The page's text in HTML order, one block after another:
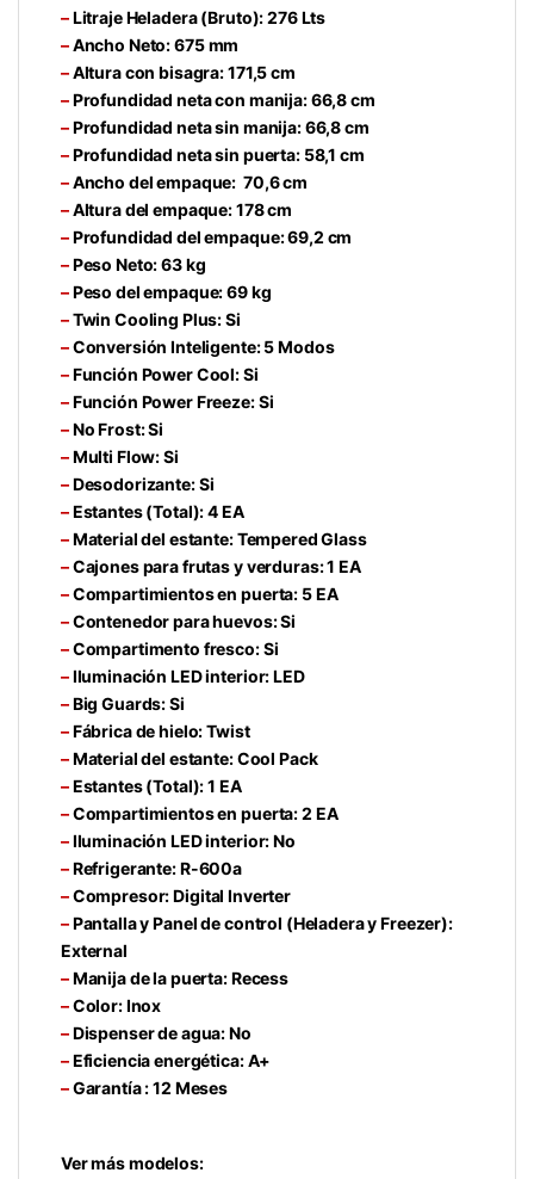
–Litraje Heladera (Bruto):276 Lts
–Ancho Neto:675 mm
–Altura con bisagra:171,5 cm
–Profundidad neta con manija:66,8 cm
–Profundidad neta sin manija:66,8 cm
–Profundidad neta sin puerta: 58,1 cm
–Ancho del empaque: 70,6 cm
–Altura del empaque:178 cm
–Profundidad del empaque:69,2 cm
–Peso Neto:63 kg
–Peso del empaque:69 kg
–Twin Cooling Plus:Si
–Conversión Inteligente:5 Modos
–Función Power Cool:Si
–Función Power Freeze:Si
–No Frost:Si
–Multi Flow:Si
–Desodorizante:Si
–Estantes (Total):4 EA
–Material del estante:Tempered Glass
–Cajones para frutas y verduras:1 EA
–Compartimientos en puerta: 5 EA
–Contenedor para huevos:Si
–Compartimento fresco:Si
–Iluminación LED interior:LED
–Big Guards:Si
–Fábrica de hielo:Twist
–Material del estante:Cool Pack
–Estantes (Total):1 EA
–Compartimientos en puerta:2 EA
–Iluminación LED interior:No
–Refrigerante:R-600a
–Compresor:Digital Inverter
–Pantalla y Panel de control (Heladera y Freezer):
External
–Manija de la puerta:Recess
–Color:Inox
–Dispenser de agua:No
–Eficiencia energética:A+
–Garantía : 12 Meses
Ver más modelos: